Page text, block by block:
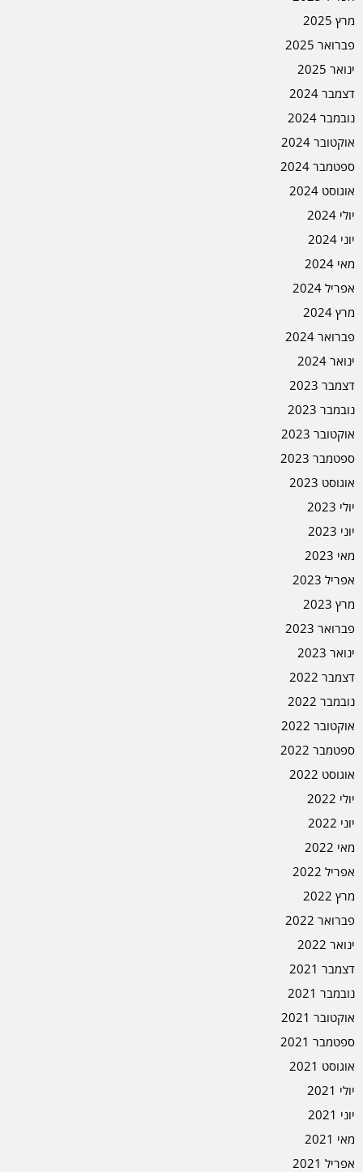
מרץ 2025
פברואר 2025
ינואר 2025
דצמבר 2024
נובמבר 2024
אוקטובר 2024
ספטמבר 2024
אוגוסט 2024
יולי 2024
יוני 2024
מאי 2024
אפריל 2024
מרץ 2024
פברואר 2024
ינואר 2024
דצמבר 2023
נובמבר 2023
אוקטובר 2023
ספטמבר 2023
אוגוסט 2023
יולי 2023
יוני 2023
מאי 2023
אפריל 2023
מרץ 2023
פברואר 2023
ינואר 2023
דצמבר 2022
נובמבר 2022
אוקטובר 2022
ספטמבר 2022
אוגוסט 2022
יולי 2022
יוני 2022
מאי 2022
אפריל 2022
מרץ 2022
פברואר 2022
ינואר 2022
דצמבר 2021
נובמבר 2021
אוקטובר 2021
ספטמבר 2021
אוגוסט 2021
יולי 2021
יוני 2021
מאי 2021
אפריל 2021